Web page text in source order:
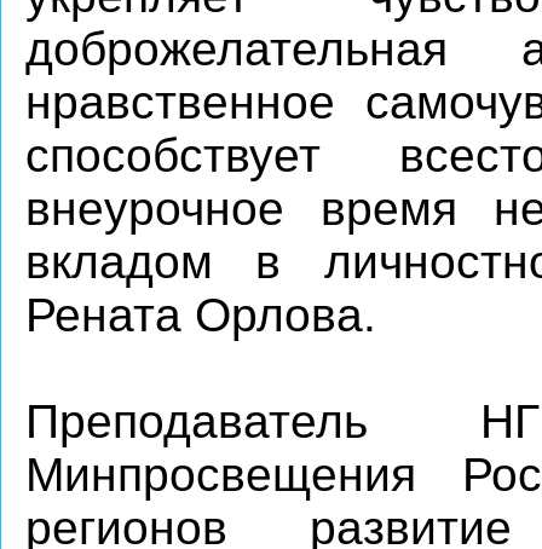
доброжелательная
нравственное
способствует
внеурочное время
вкладом в
Рената Орлова.
Преподаватель
Минпросвещения
регионов